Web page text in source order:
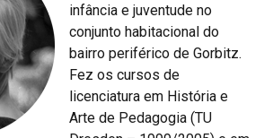
infância e juventude no
conjunto habitacional do
bairro periférico de Gorbitz.
Fez os cursos de
licenciatura em História e
Arte de Pedagogia (TU